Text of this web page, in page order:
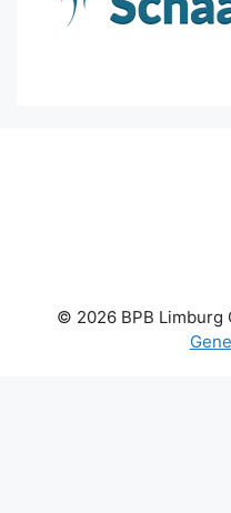
© 2026 BPB Limburg